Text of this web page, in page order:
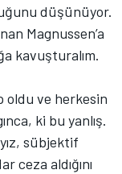
düşünüyor.
Magnussen’a
kavuşturalım.
oldu ve herkesin
ki bu yanlış.
sübjektif
ceza aldığını